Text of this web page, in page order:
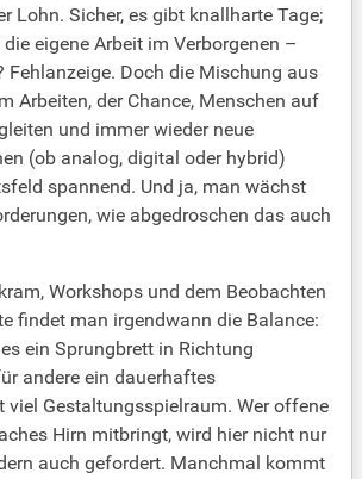
Lohn. Sicher, es gibt knallharte Tage;
eigene Arbeit im Verborgenen –
Fehlanzeige. Doch die Mischung aus
Arbeiten, der Chance, Menschen auf
und immer wieder neue
(ob analog, digital oder hybrid)
spannend. Und ja, man wächst
wie abgedroschen das auch
Workshops und dem Beobachten
findet man irgendwann die Balance:
ein Sprungbrett in Richtung
andere ein dauerhaftes
Gestaltungsspielraum. Wer offene
Hirn mitbringt, wird hier nicht nur
auch gefordert. Manchmal kommt